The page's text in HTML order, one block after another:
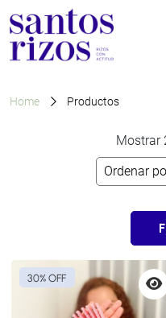
Home Productos
Mostrar
30% OFF